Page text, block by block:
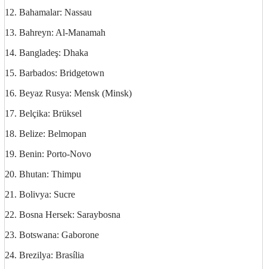
12. Bahamalar: Nassau
13. Bahreyn: Al-Manamah
14. Bangladeş: Dhaka
15. Barbados: Bridgetown
16. Beyaz Rusya: Mensk (Minsk)
17. Belçika: Brüksel
18. Belize: Belmopan
19. Benin: Porto-Novo
20. Bhutan: Thimpu
21. Bolivya: Sucre
22. Bosna Hersek: Saraybosna
23. Botswana: Gaborone
24. Brezilya: Brasília